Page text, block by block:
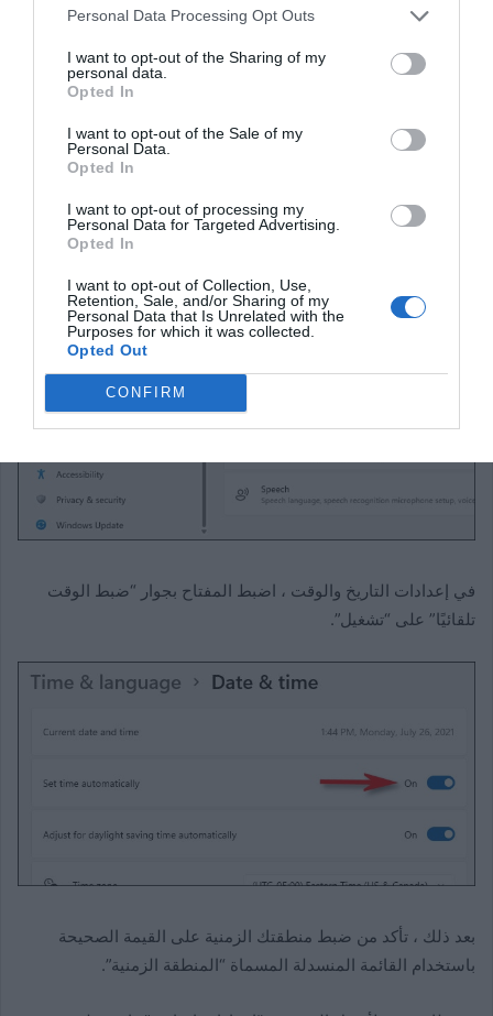
Personal Data Processing Opt Outs
I want to opt-out of the Sharing of my
personal data.
Opted In
I want to opt-out of the Sale of my
Personal Data.
Opted In
I want to opt-out of processing my
Personal Data for Targeted Advertising.
Opted In
I want to opt-out of Collection, Use,
Retention, Sale, and/or Sharing of my
Personal Data that Is Unrelated with the
Purposes for which it was collected.
Opted Out
CONFIRM
في الإعدادات ، حدد “الوقت واللغة” ، ثم انقر فوق “التاريخ والوقت”.
في إعدادات التاريخ والوقت ، اضبط المفتاح بجوار “ضبط الوقت
تلقائيًا” على “تشغيل”.
بعد ذلك ، تأكد من ضبط منطقتك الزمنية على القيمة الصحيحة
باستخدام القائمة المنسدلة المسماة “المنطقة الزمنية”.